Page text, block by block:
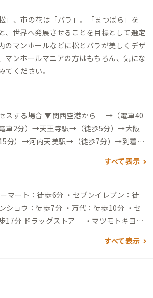
」、市の花は「バラ」。「まつばら」を
、世界へ発展させることを目標として選定
のマンホールなどに松とバラが美しくデザ
マンホールマニアの方はもちろん、気にな
てください。
スする場合 ▼関西空港から →（電車40
車2分）→天王寺駅→（徒歩5分）→大阪
分）→河内天美駅→（徒歩7分）→到着
車12分）→河内天美駅→（徒歩7分）→到
道10分）→到着 ▼新大阪駅から →（高
→（一般道15分）→到着
すべて表示
マート：徒歩6分 ・セブンイレブン：徒
ツモトキヨ
すべて表示